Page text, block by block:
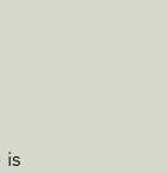
is